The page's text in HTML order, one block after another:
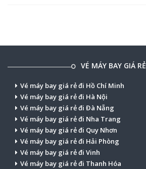
VÉ MÁY BAY GIÁ RẺ
Vé máy bay giá rẻ đi Hồ Chí Minh
Vé máy bay giá rẻ đi Hà Nội
Vé máy bay giá rẻ đi Đà Nẵng
Vé máy bay giá rẻ đi Nha Trang
Vé máy bay giá rẻ đi Quy Nhơn
Vé máy bay giá rẻ đi Hải Phòng
Vé máy bay giá rẻ đi Vinh
Vé máy bay giá rẻ đi Thanh Hóa